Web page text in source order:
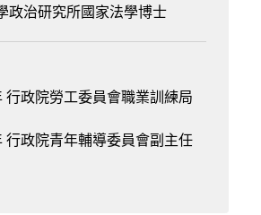
政治研究所國家法學博士
行政院勞工委員會職業訓練局
行政院青年輔導委員會副主任